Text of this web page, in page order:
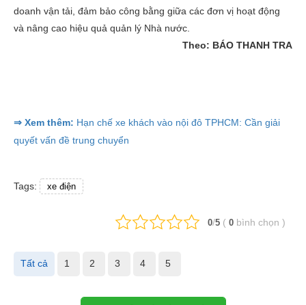
doanh vận tải, đảm bảo công bằng giữa các đơn vị hoạt động
và nâng cao hiệu quả quản lý Nhà nước.
Theo: BÁO THANH TRA
⇒ Xem thêm: Hạn chế xe khách vào nội đô TPHCM: Cần giải
quyết vấn đề trung chuyển
Tags: xe điện
0/5 ( 0 bình chọn )
Tất cả 1 2 3 4 5